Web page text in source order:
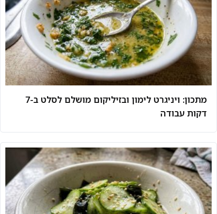
מתכון: ויניגרט לימון ובזיליקום מושלם לסלט ב-7
דקות עבודה